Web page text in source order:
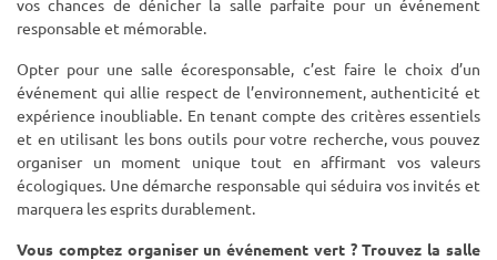
vos chances de dénicher la salle parfaite pour un événement
responsable et mémorable.
Opter pour une salle écoresponsable, c’est faire le choix d’un
événement qui allie respect de l’environnement, authenticité et
expérience inoubliable. En tenant compte des critères essentiels
et en utilisant les bons outils pour votre recherche, vous pouvez
organiser un moment unique tout en affirmant vos valeurs
écologiques. Une démarche responsable qui séduira vos invités et
marquera les esprits durablement.
Vous comptez organiser un événement vert ? Trouvez la salle